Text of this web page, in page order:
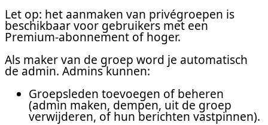
Let op: het aanmaken van privégroepen is
beschikbaar voor gebruikers met een
Premium-abonnement of hoger.
Als maker van de groep word je automatisch
de admin. Admins kunnen:
Groepsleden toevoegen of beheren
(admin maken, dempen, uit de groep
verwijderen, of hun berichten vastpinnen).